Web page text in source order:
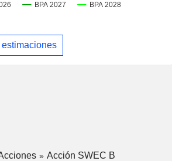
Acción SWEC B